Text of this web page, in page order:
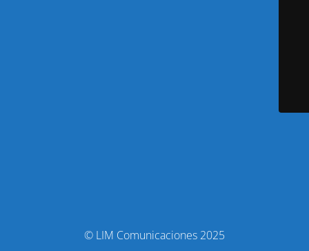
© LIM Comunicaciones 2025